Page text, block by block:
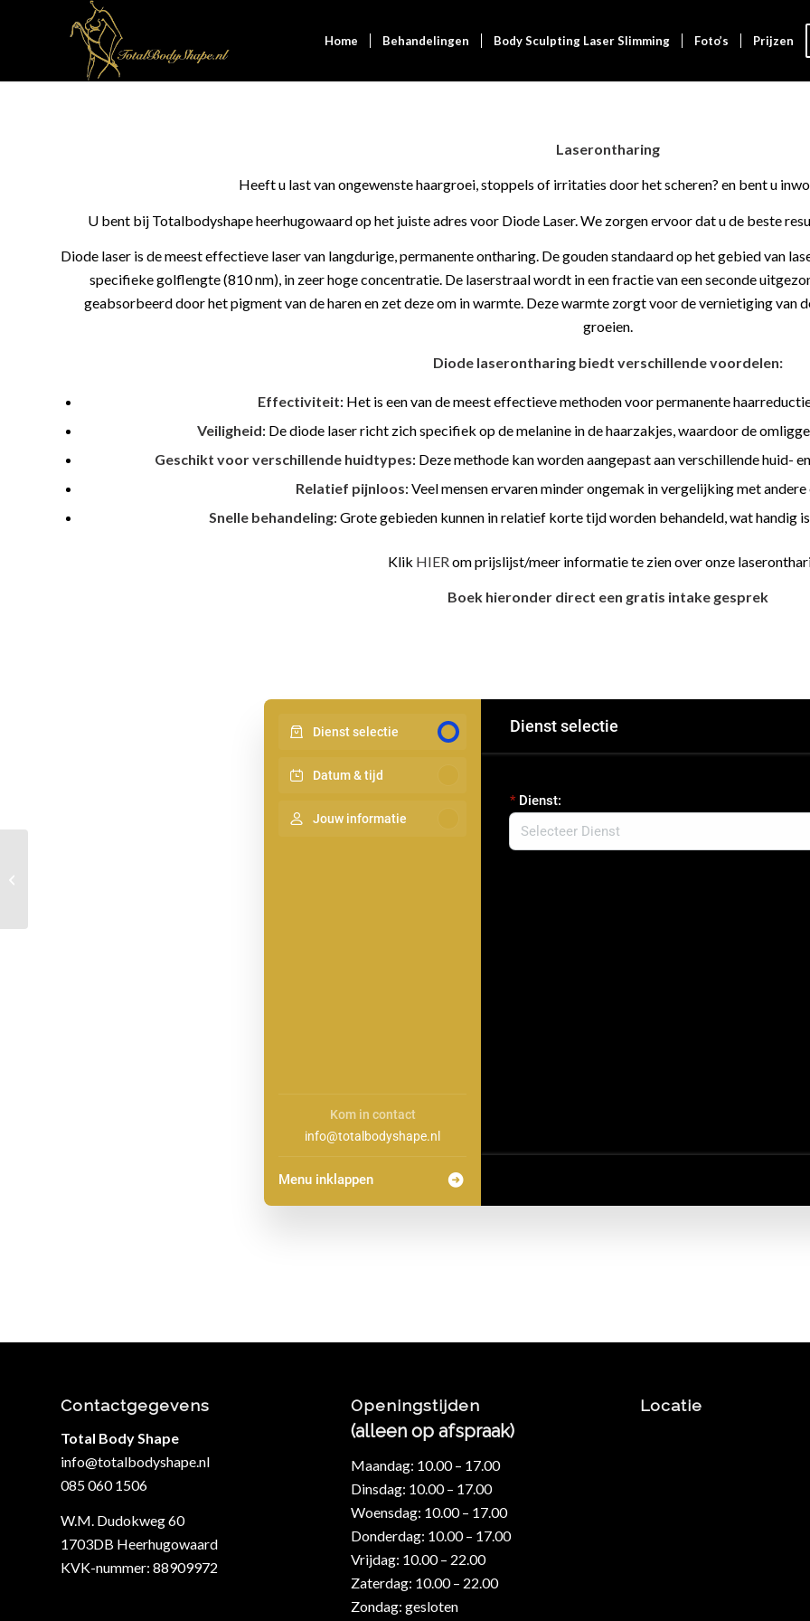
Home Behandelingen Body Sculpting Laser Slimming Foto’s Prijzen
Laserontharing
Heeft u last van ongewenste haargroei, stoppels of irritaties door het scheren? en bent u
U bent bij Totalbodyshape heerhugowaard op het juiste adres voor Diode Laser. We zorgen ervoor dat u de beste
Diode laser is de meest effectieve laser van langdurige, permanente ontharing. De gouden standaard op het gebied van
specifieke golflengte (810 nm), in zeer hoge concentratie. De laserstraal wordt in een fractie van een seconde
geabsorbeerd door het pigment van de haren en zet deze om in warmte. Deze warmte zorgt voor de vernietiging van
groeien.
Diode laserontharing biedt verschillende voordelen:
Effectiviteit: Het is een van de meest effectieve methoden voor permanente
Veiligheid: De diode laser richt zich specifiek op de melanine in de haarzakjes, waardoor de
Geschikt voor verschillende huidtypes: Deze methode kan worden aangepast aan verschillende huid-
Relatief pijnloos: Veel mensen ervaren minder ongemak in vergelijking met
Snelle behandeling: Grote gebieden kunnen in relatief korte tijd worden behandeld, wat handig
Klik HIER om prijslijst/meer informatie te zien over onze
Boek hieronder direct een gratis intake gesprek
Dienst selectie
Datum & tijd
Jouw informatie
Kom in contact
info@totalbodyshape.nl
Menu inklappen
Dienst selectie
Dienst:
Contactgegevens
Total Body Shape
info@totalbodyshape.nl
085 060 1506
W.M. Dudokweg 60
1703DB Heerhugowaard
KVK-nummer: 88909972
Openingstijden
(alleen op afspraak)
Maandag: 10.00 – 17.00
Dinsdag: 10.00 – 17.00
Woensdag: 10.00 – 17.00
Donderdag: 10.00 – 17.00
Vrijdag: 10.00 – 22.00
Zaterdag: 10.00 – 22.00
Zondag: gesloten
Locatie